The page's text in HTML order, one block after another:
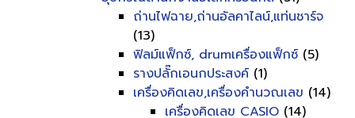
ถ่านไฟฉาย,ถ่านอัลคาไลน์,แท่นชาร์จ
(13)
ฟิลม์แฟ็กซ์, drumเครื่องแฟ็กซ์ (5)
รางปลั๊กเอนกประสงค์ (1)
เครื่องคิดเลข,เครื่องคำนวณเลข (14)
เครื่องคิดเลข CASIO (14)